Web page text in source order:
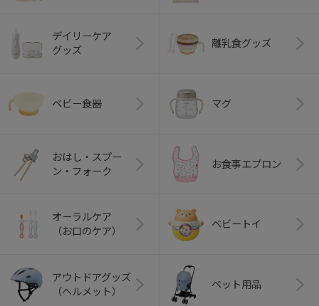
デイリーケア
グッズ
離乳食グッズ
ベビー食器 マグ
おはし・スプー
ン・フォーク
お食事エプロン
オーラルケア
（お口のケア）
ベビートイ
アウトドアグッズ
（ヘルメット）
ペット用品